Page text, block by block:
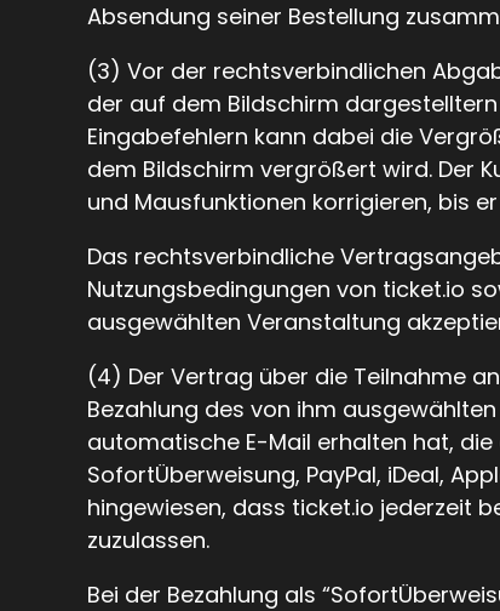
Absendung seiner Bestellung
(3) Vor der rechtsverbindlichen
der auf dem Bildschirm
Eingabefehlern kann dabei die
dem Bildschirm vergrößert wird. Der
und Mausfunktionen korrigieren, bis
Das rechtsverbindliche
Nutzungsbedingungen von ticket.io
ausgewählten Veranstaltung
(4) Der Vertrag über die Teilnahme
Bezahlung des von ihm
automatische E-Mail erhalten hat,
SofortÜberweisung, PayPal, iDeal,
hingewiesen, dass ticket.io jederzeit
zuzulassen.
Bei der Bezahlung als